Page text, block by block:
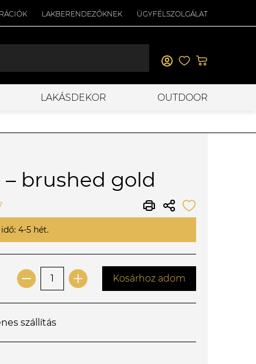
LAKBERENDEZŐKNEK ÜGYFÉLSZOLGÁLAT
LAKÁSDEKOR OUTDOOR
– brushed gold
4-5 hét.
Kosárhoz adom
szállítás